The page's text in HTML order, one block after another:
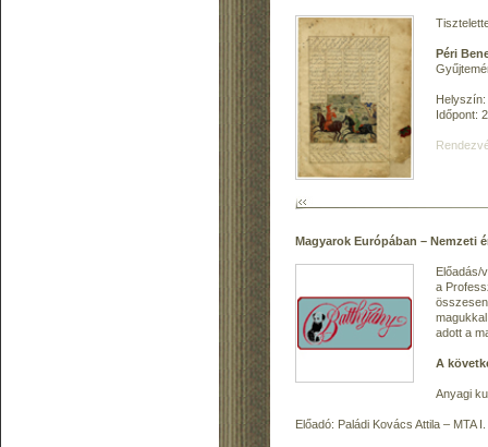
Péri
Helyszín:
Időpont:
Magyarok Európában – Nemzeti
Előadás/
a
adott a
A
Anyagi
Előadó: Paládi Kovács Attila – MTA